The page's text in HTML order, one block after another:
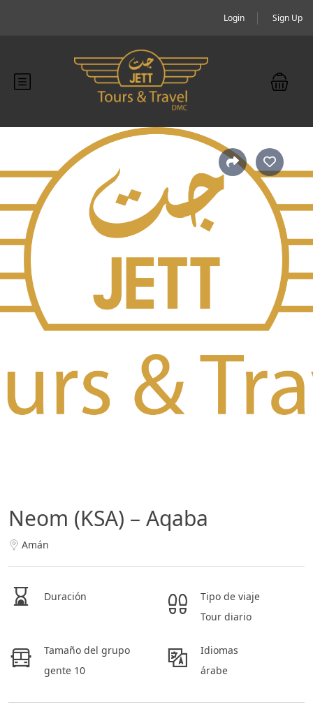
Login Sign Up
Neom (KSA) – Aqaba
Amán
Duración
Tipo de viaje
Tour diario
Tamaño del grupo
gente 10
Idiomas
árabe